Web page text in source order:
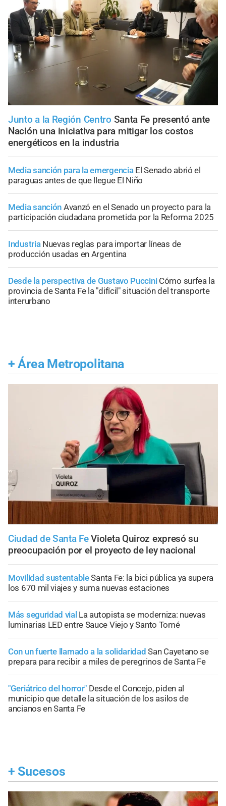
Junto a la Región Centro Santa Fe presentó ante
Nación una iniciativa para mitigar los costos
energéticos en la industria
Media sanción para la emergencia El Senado abrió el
paraguas antes de que llegue El Niño
Media sanción Avanzó en el Senado un proyecto para la
participación ciudadana prometida por la Reforma 2025
Industria Nuevas reglas para importar líneas de
producción usadas en Argentina
Desde la perspectiva de Gustavo Puccini Cómo surfea la
provincia de Santa Fe la "difícil" situación del transporte
interurbano
+ Área Metropolitana
Ciudad de Santa Fe Violeta Quiroz expresó su
preocupación por el proyecto de ley nacional
Movilidad sustentableSanta Fe: la bici pública ya supera
los 670 mil viajes y suma nuevas estaciones
Más seguridad vial La autopista se moderniza: nuevas
luminarias LED entre Sauce Viejo y Santo Tomé
Con un fuerte llamado a la solidaridad San Cayetano se
prepara para recibir a miles de peregrinos de Santa Fe
"Geriátrico del horror" Desde el Concejo, piden al
municipio que detalle la situación de los asilos de
ancianos en Santa Fe
+ Sucesos